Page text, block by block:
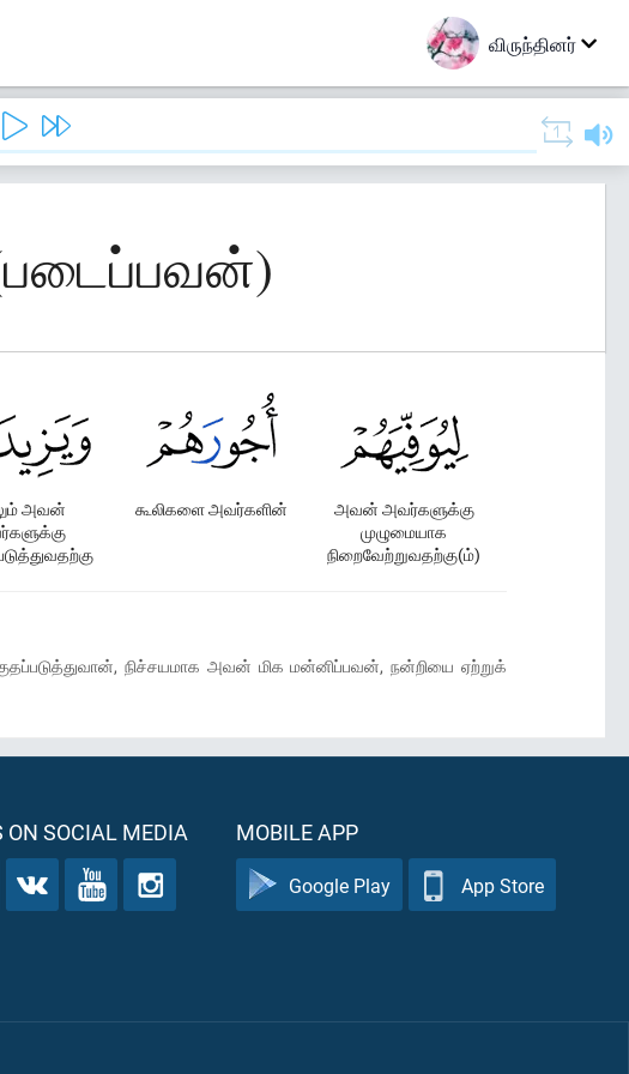
விருந்தினர்
(படைப்பவன்)
அவன் அவர்களுக்கு
முழுமையாக
நிறைவேற்றுவதற்கு(ம்)
கூலிகளை அவர்களின்
அவன்
நிச்சயமாக அவன் மிக மன்னிப்பவன், நன்றியை ஏற்றுக்
ON SOCIAL MEDIA MOBILE APP
Google Play App Store